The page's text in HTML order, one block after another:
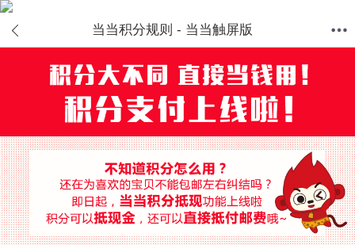
当当积分规则 - 当当触屏版
分类 值得买 购物车 我的当当